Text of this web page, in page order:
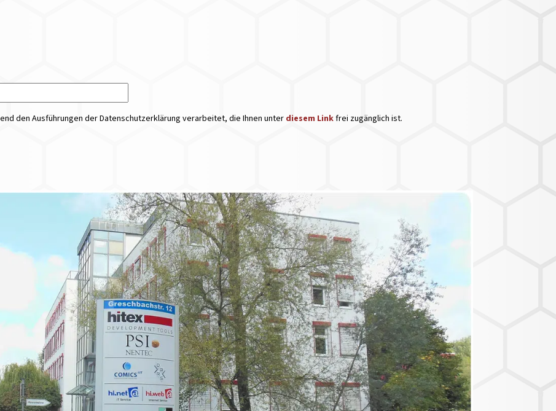
den Ausführungen der Datenschutzerklärung verarbeitet, die Ihnen unter diesem Linkfrei zugänglich ist.